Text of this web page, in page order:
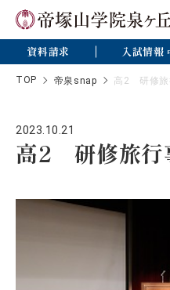
資料請求 入試情報
TOP 帝泉snap 高2 研修旅
2023.10.21
高2 研修旅行